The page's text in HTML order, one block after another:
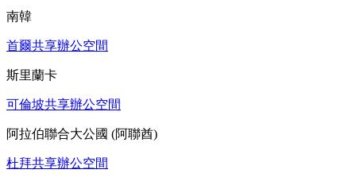
南韓
首爾共享辦公空間
斯里蘭卡
可倫坡共享辦公空間
阿拉伯聯合大公國 (阿聯酋)
杜拜共享辦公空間